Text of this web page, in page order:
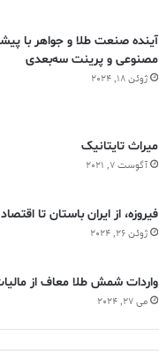
آینده صنعت طلا و جواهر با
مصنوعی و پرینت سه‌بعدی
ژوئن 18, 2024
ميراث تايتانيک
آگوست 7, 2021
فیروزه، از ایران باستان تا
ژوئن 26, 2024
واردات شمش طلا معاف از
می 27, 2024